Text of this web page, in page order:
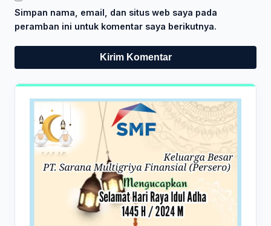
Simpan nama, email, dan situs web saya pada
peramban ini untuk komentar saya berikutnya.